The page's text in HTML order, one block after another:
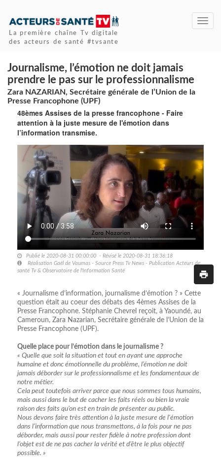
La première chaîne Tv digitale
des acteurs de santé #tvsante
Journalisme, l’émotion ne doit jamais
prendre le pas sur le professionnalisme
Zara NAZARIAN, Secrétaire générale de l’Union de la
Presse Francophone (UPF)
48èmes Assises de la presse francophone - Faire
attention à la juste mesure de l'émotion dans
l’information transmise.
Publié le 2020-08-31 00:00:00 - Révisé le 2020-08-31 18:36:18
Réalisation Gaël de Vaumas - Source Press Tv News - Publication Acteurs de
santé Tv & Observatoire de l'Information Santé
« Journalisme d’information, journalisme d’émotion ? » Cette
question était au coeur des débats des 4èmes Assises de la
Presse Francophone. Stéphanie Chevrel reçoit, à Yaoundé, au
Cameroun, Zara Nazarian, Secrétaire générale de l’Union de la
Presse Francophone (UPF).
Quelle place pour l’émotion dans le journalisme ?
« Quelle que soit la situation et tout en ayant une approche
humaine et donc émotionnelle du problème, l’émotion ne doit
jamais déborder sur le professionnalisme et les fondamentaux de
notre métier.
Cela peut toutefois arriver parce que nous sommes tous humains,
mais aussi dans le but de cacher les faits réels ou bien la vraie
raison des faits qu’on est en train de présenter au public.
Nous devons faire très attention à la juste mesure de l'émotion
dans l’information que nous transmettons, à la fois pour ne pas
déborder, mais aussi pour rester fidèle à notre profession dont
l’objet est de ne pas cacher la vérité et d’être le plus objectif
possible. »